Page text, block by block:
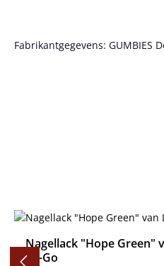
Fabrikantgegevens: GUMBIES
Productgalerij overslaan
Nagellack "Hope Green"
To-Go